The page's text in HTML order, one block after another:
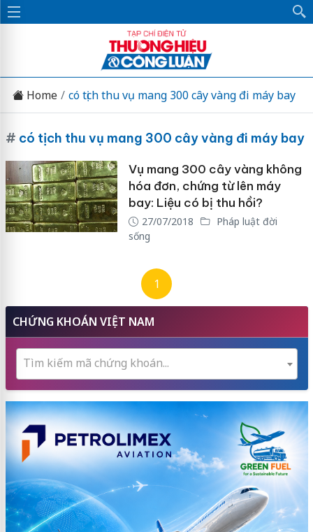
Home có tịch thu vụ mang 300 cây vàng đi máy bay
# có tịch thu vụ mang 300 cây vàng đi máy bay
Vụ mang 300 cây vàng không
hóa đơn, chứng từ lên máy
bay: Liệu có bị thu hồi?
27/07/2018
Pháp luật đời
sống
1
CHỨNG KHOÁN VIỆT NAM
Tìm kiếm mã chứng khoán...